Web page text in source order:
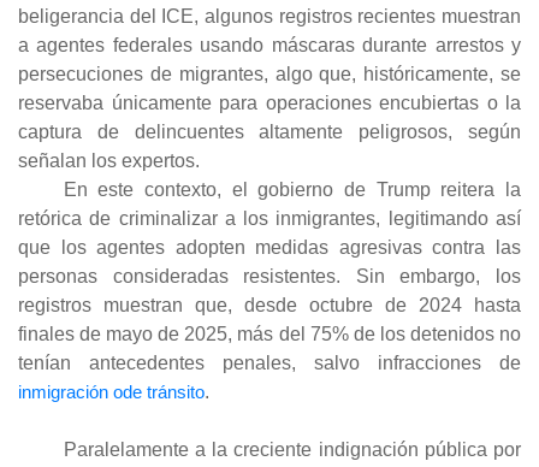
beligerancia del ICE, algunos registros recientes muestran
a agentes federales usando máscaras durante arrestos y
persecuciones de migrantes, algo que, históricamente, se
reservaba únicamente para operaciones encubiertas o la
captura de delincuentes altamente peligrosos, según
señalan los expertos.
En este contexto, el gobierno de Trump reitera la
retórica de criminalizar a los inmigrantes, legitimando así
que los agentes adopten medidas agresivas contra las
personas consideradas resistentes. Sin embargo, los
registros muestran que, desde octubre de 2024 hasta
finales de mayo de 2025, más del 75% de los detenidos no
tenían antecedentes penales, salvo infracciones de
inmigración ode tránsito.
Paralelamente a la creciente indignación pública por